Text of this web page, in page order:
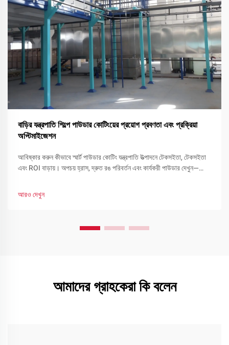
বাড়ির যন্ত্রপাতি শিল্পে পাউডার কোটিংয়ের প্রয়োগ প্রবণতা এবং প্রক্রিয়া
অপ্টিমাইজেশন
আবিষ্কার করুন কীভাবে স্মার্ট পাউডার কোটিং যন্ত্রপাতি উত্পাদনে টেকসইতা, টেকসইতা
এবং ROI বাড়ায়। অপচয় হ্রাস, দ্রুত রঙ পরিবর্তন এবং কার্যকরী পাউডার দেখুন—
আরও দেখুন
আমাদের গ্রাহকেরা কি বলেন